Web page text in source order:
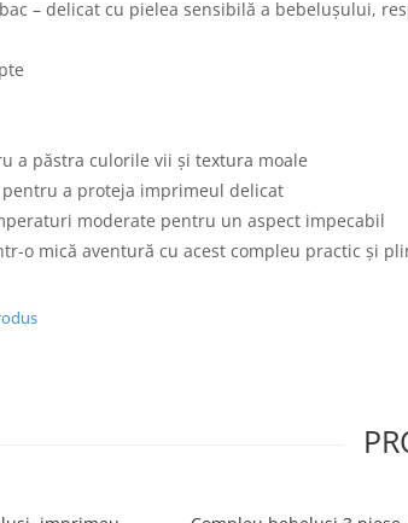
– delicat cu pielea sensibilă a bebelușului,
a păstra culorile vii și textura moale
pentru a proteja imprimeul delicat
moderate pentru un aspect impecabil
o mică aventură cu acest compleu practic și